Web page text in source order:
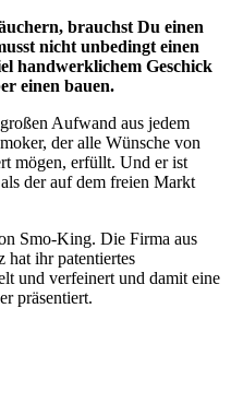
brauchst Du einen
nicht unbedingt einen
handwerklichem Geschick
einen bauen.
Aufwand aus jedem
der alle Wünsche von
mögen, erfüllt. Und er ist
der auf dem freien Markt
Smo-King. Die Firma aus
hat ihr patentiertes
und verfeinert und damit eine
präsentiert.